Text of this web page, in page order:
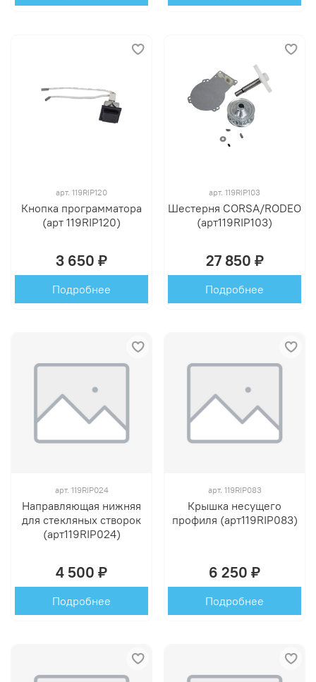
арт. 119RIP120
Кнопка программатора
(арт 119RIP120)
3 650 ₽
Подробнее
арт. 119RIP103
Шестерня CORSA/RODEO
(арт119RIP103)
27 850 ₽
Подробнее
арт. 119RIP024
Направляющая нижняя
для стекляных створок
(арт119RIP024)
4 500 ₽
Подробнее
арт. 119RIP083
Крышка несущего
профиля (арт119RIP083)
6 250 ₽
Подробнее